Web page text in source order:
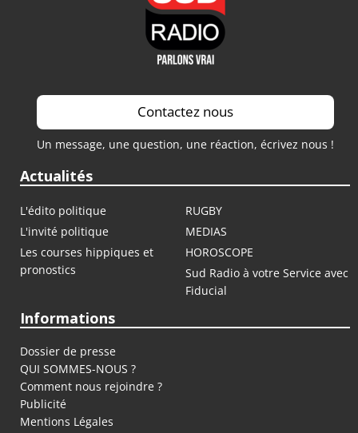
Contactez nous
Un message, une question, une réaction, écrivez nous !
Actualités
L'édito politique
RUGBY
L'invité politique
MEDIAS
Les courses hippiques et
pronostics
HOROSCOPE
Sud Radio à votre Service avec
Fiducial
Informations
Dossier de presse
QUI SOMMES-NOUS ?
Comment nous rejoindre ?
Publicité
Mentions Légales